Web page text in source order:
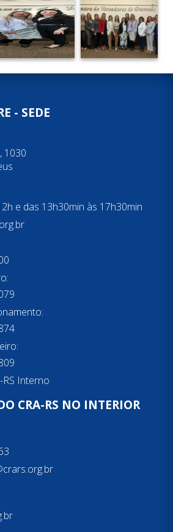
- SEDE
1030
e das 13h30min às 17h30min
RS Interno
CRA-RS NO INTERIOR